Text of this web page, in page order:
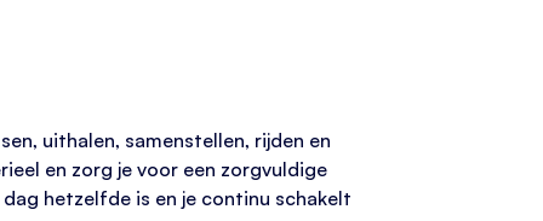
uithalen, samenstellen, rijden en
en zorg je voor een zorgvuldige
hetzelfde is en je continu schakelt